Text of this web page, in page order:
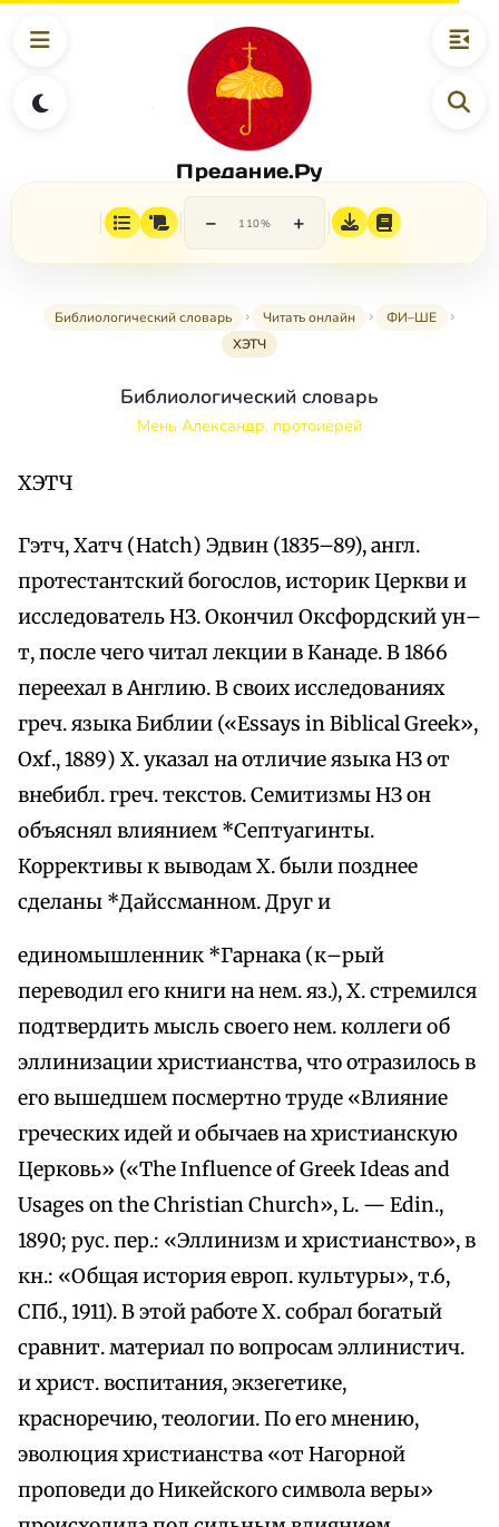
Предание.Ру
− 110% +
Библиологический словарь Читать онлайн
ФИ–ШЕ
ХЭТЧ
Библиологический словарь
Мень Александр, протоиерей
ХЭТЧ
Гэтч, Хатч (Hatch) Эдвин (1835–89), англ.
протестантский богослов, историк Церкви и
исследователь НЗ. Окончил Оксфордский ун–
т, после чего читал лекции в Канаде. В 1866
переехал в Англию. В своих исследованиях
греч. языка Библии («Essays in Biblical Greek»,
Oxf., 1889) Х. указал на отличие языка НЗ от
внебибл. греч. текстов. Семитизмы НЗ он
объяснял влиянием *Септуагинты.
Коррективы к выводам Х. были позднее
сделаны *Дайссманном. Друг и
единомышленник *Гарнака (к–рый
переводил его книги на нем. яз.), Х. стремился
подтвердить мысль своего нем. коллеги об
эллинизации христианства, что отразилось в
его вышедшем посмертно труде «Влияние
греческих идей и обычаев на христианскую
Церковь» («The Influence of Greek Ideas and
Usages on the Christian Church», L. — Edin.,
1890; рус. пер.: «Эллинизм и христианство», в
кн.: «Общая история европ. культуры», т.6,
СПб., 1911). В этой работе Х. собрал богатый
сравнит. материал по вопросам эллинистич.
и христ. воспитания, экзегетике,
красноречию, теологии. По его мнению,
эволюция христианства «от Нагорной
проповеди до Никейского символа веры»